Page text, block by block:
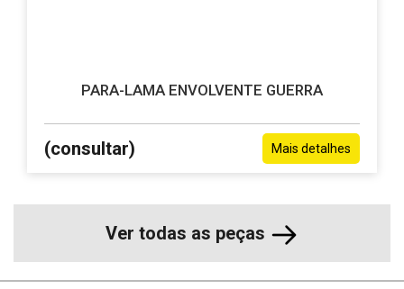
PARA-LAMA ENVOLVENTE GUERRA
(consultar) Mais detalhes
Ver todas as peças